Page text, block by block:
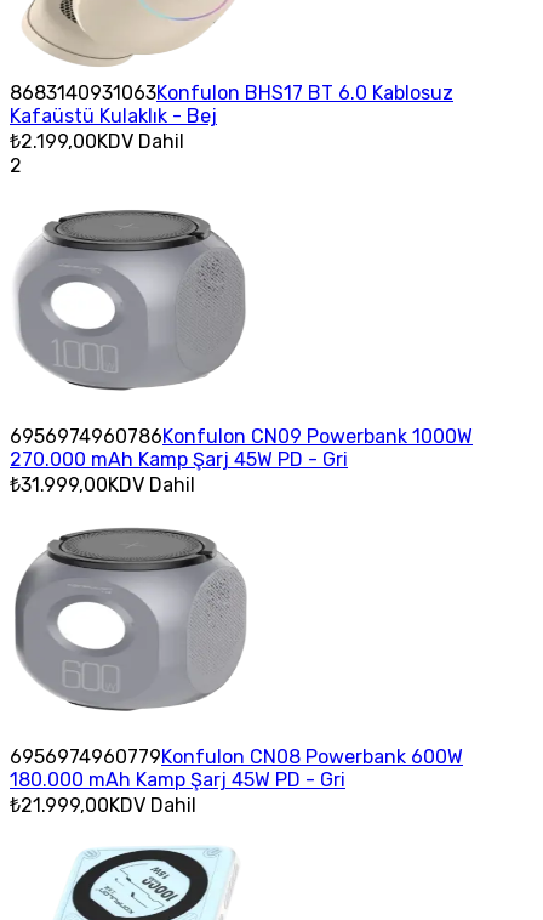
8683140931063Konfulon BHS17 BT 6.0 Kablosuz
Kafaüstü Kulaklık - Bej
₺2.199,00KDV Dahil
2
6956974960786Konfulon CN09 Powerbank 1000W
270.000 mAh Kamp Şarj 45W PD - Gri
₺31.999,00KDV Dahil
6956974960779Konfulon CN08 Powerbank 600W
180.000 mAh Kamp Şarj 45W PD - Gri
₺21.999,00KDV Dahil